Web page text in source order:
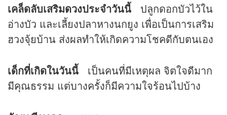
เคล็ดลับเสริมดวงประจำวันนี้ ปลูกดอกบัวไว้ใน
อ่างบัว และเลี้ยงปลาหางนกยูง เพื่อเป็นการเสริม
ฮวงจุ้ยบ้าน ส่งผลทำให้เกิดความโชคดีกับตนเอง
เด็กที่เกิดในวันนี้ เป็นคนที่มีเหตุผล จิตใจดีมาก
มีคุณธรรม แต่บางครั้งก็มีความใจร้อนไปบ้าง